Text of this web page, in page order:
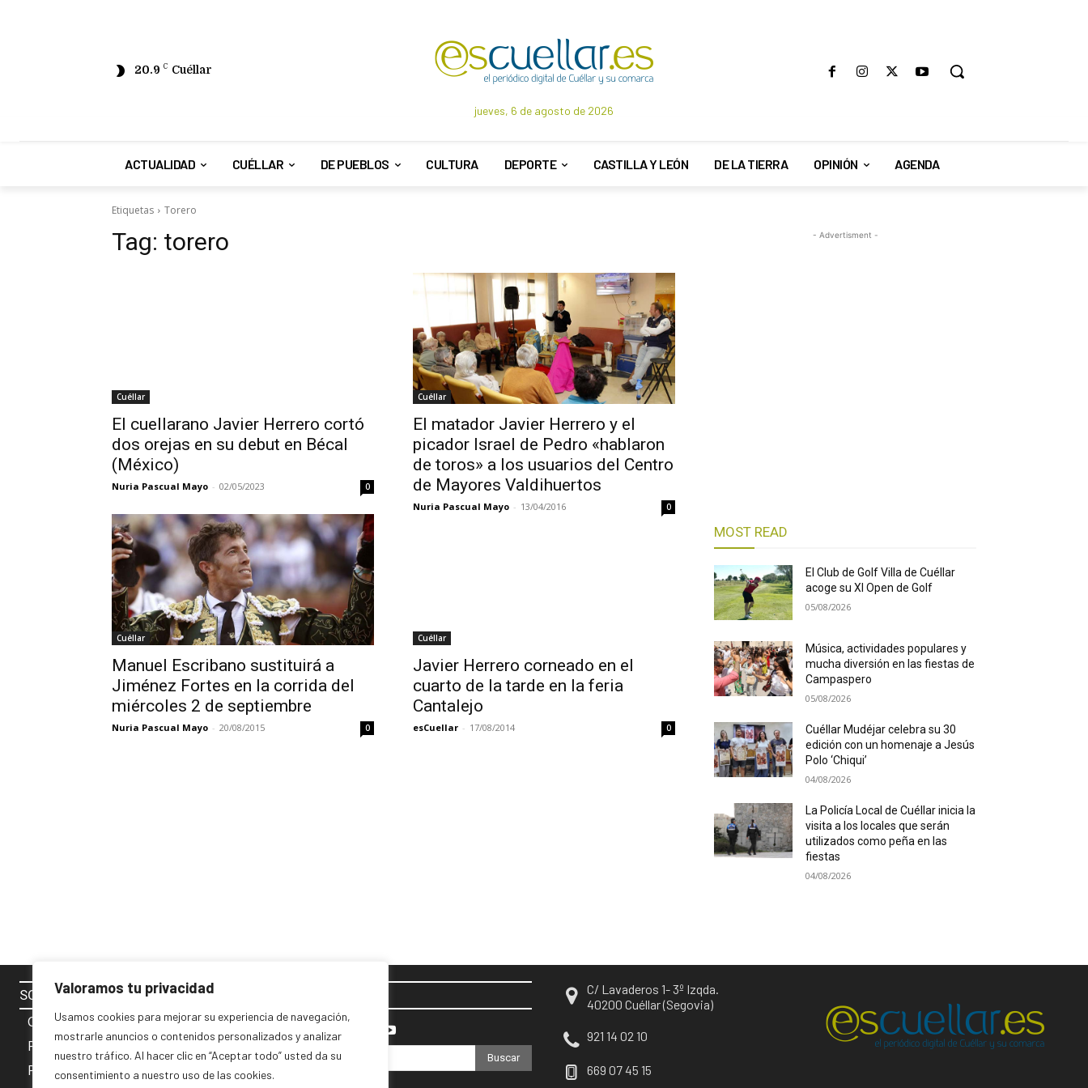
Valoramos tu privacidad
Usamos cookies para mejorar su experiencia de navegación,
mostrarle anuncios o contenidos personalizados y analizar
nuestro tráfico. Al hacer clic en “Aceptar todo” usted da su
consentimiento a nuestro uso de las cookies.
20.9 C Cuéllar
jueves, 6 de agosto de 2026
ACTUALIDAD CUÉLLAR DE PUEBLOS CULTURA DEPORTE CASTILLA Y LEÓN DE LA TIERRA OPINIÓN AGENDA
Etiquetas Torero
Tag: torero
Cuéllar
El cuellarano Javier Herrero cortó
dos orejas en su debut en Bécal
(México)
Nuria Pascual Mayo - 02/05/2023 0
Cuéllar
El matador Javier Herrero y el
picador Israel de Pedro «hablaron
de toros» a los usuarios del Centro
de Mayores Valdihuertos
Nuria Pascual Mayo - 13/04/2016 0
Cuéllar
Manuel Escribano sustituirá a
Jiménez Fortes en la corrida del
miércoles 2 de septiembre
Nuria Pascual Mayo - 20/08/2015 0
Cuéllar
Javier Herrero corneado en el
cuarto de la tarde en la feria
Cantalejo
esCuellar - 17/08/2014 0
- Advertisment -
MOST READ
El Club de Golf Villa de Cuéllar
acoge su XI Open de Golf
05/08/2026
Música, actividades populares y
mucha diversión en las fiestas de
Campaspero
05/08/2026
Cuéllar Mudéjar celebra su 30
edición con un homenaje a Jesús
Polo ‘Chiqui’
04/08/2026
La Policía Local de Cuéllar inicia la
visita a los locales que serán
utilizados como peña en las
fiestas
04/08/2026
SOBRE NOSOTROS
Contacto
Política de cookies
Privacidad y Aviso Legal
Buscar
C/ Lavaderos 1- 3º Izqda.
40200 Cuéllar (Segovia)
921 14 02 10
669 07 45 15